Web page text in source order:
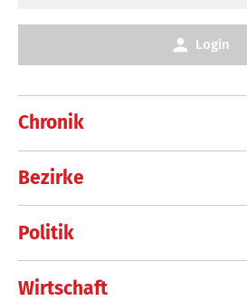
Chronik
Bezirke
Politik
Wirtschaft
Login